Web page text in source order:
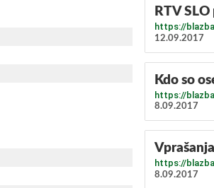
RTV
https://
12.09.2017
Kdo so
https://
8.09.2017
https://
8.09.2017